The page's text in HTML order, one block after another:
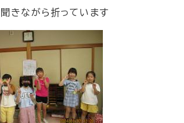
きながら折っています